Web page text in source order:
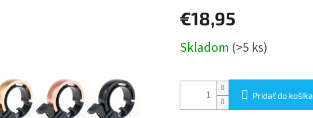
€18,95
cena:
Skladom (>5 ks)
Pridať do košíka